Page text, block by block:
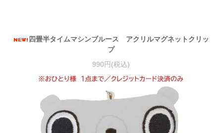
四畳半タイムマシンブルース アクリルマグネットクリッ
プ
990円(税込)